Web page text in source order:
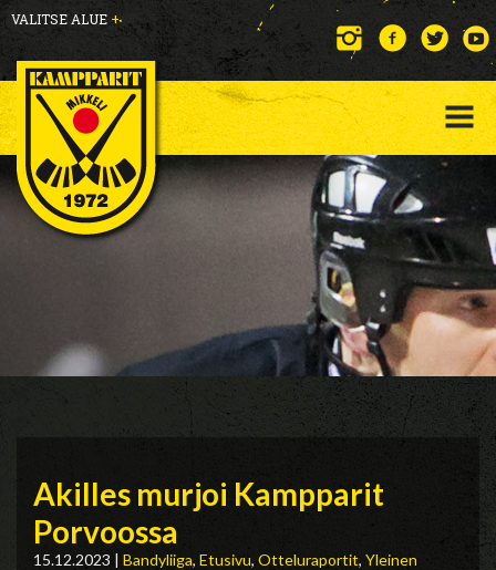
VALITSE ALUE +
Akilles murjoi Kampparit
Porvoossa
15.12.2023 | Bandyliiga, Etusivu, Otteluraportit, Yleinen